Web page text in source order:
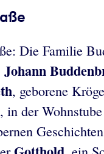
Die Familie
Johann
, geborene
, in der